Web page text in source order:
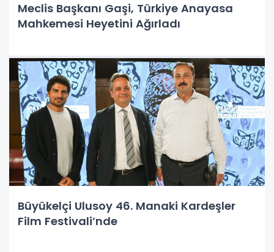
Meclis Başkanı Gaşi, Türkiye Anayasa
Mahkemesi Heyetini Ağırladı
Büyükelçi Ulusoy 46. Manaki Kardeşler
Film Festivali’nde